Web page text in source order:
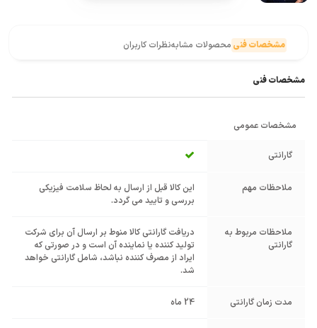
مشخصات فنی محصولات مشابهنظرات کاربران
مشخصات فنی
مشخصات عمومی
گارانتی
ملاحظات مهم
این کالا قبل از ارسال به لحاظ سلامت فیزیکی
بررسی و تایید می گردد.
ملاحظات مربوط به
گارانتی
دریافت گارانتی کالا منوط بر ارسال آن برای شرکت
تولید کننده یا نماینده آن است و در صورتی که
ایراد از مصرف کننده نباشد، شامل گارانتی خواهد
شد.
مدت زمان گارانتی 24 ماه